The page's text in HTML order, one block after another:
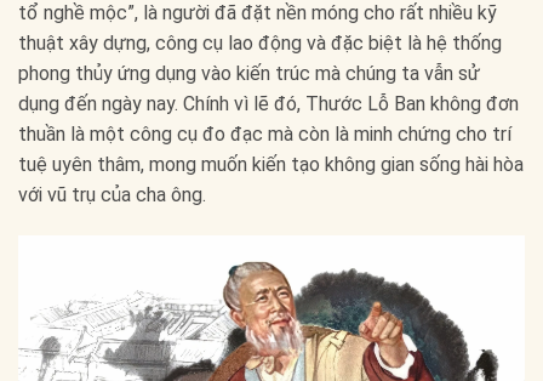
tổ nghề mộc”, là người đã đặt nền móng cho rất nhiều kỹ
thuật xây dựng, công cụ lao động và đặc biệt là hệ thống
phong thủy ứng dụng vào kiến trúc mà chúng ta vẫn sử
dụng đến ngày nay. Chính vì lẽ đó, Thước Lỗ Ban không đơn
thuần là một công cụ đo đạc mà còn là minh chứng cho trí
tuệ uyên thâm, mong muốn kiến tạo không gian sống hài hòa
với vũ trụ của cha ông.